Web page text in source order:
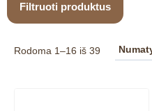
Filtruoti produktus
Rodoma 1–16 iš 39